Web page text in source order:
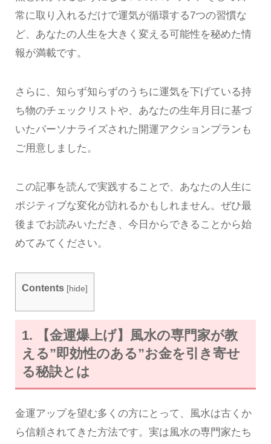
常に取り入れるだけで運気が循環する7つの習慣な
ど、あなたの人生を大きく変える可能性を秘めた情
報が満載です。
さらに、知らず知らずのうちに運気を下げている持
ち物のチェックリストや、あなたの生年月日に基づ
いたパーソナライズされた開運アクションプランも
ご用意しました。
この記事を読んで実践することで、あなたの人生に
ポジティブな変化が訪れるかもしれません。ぜひ最
後までお読みいただき、今日からできることから始
めてみてください。
Contents [hide]
1. 【金運爆上げ】風水の専門家が教
える”即効性のある”お金を引き寄せ
る秘訣とは
金運アップを望む多くの方にとって、風水は古くか
ら信頼されてきた方法です。実は風水の専門家たち